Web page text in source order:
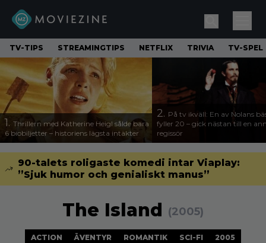
TV-TIPS STREAMINGTIPS NETFLIX TRIVIA TV-SPEL
1. Thrillern med Katherine Heigl sålde bara
6 biobiljetter – historiens lägsta intäkter
2. På tv ikväll: En av Nolans
fyller 20 – gick nästan till en
regissör
90-talets roligaste komedi intar Viaplay:
”Sjuk humor och genialiskt manus”
The Island (2005)
ACTION ÄVENTYR ROMANTIK SCI-FI 2005